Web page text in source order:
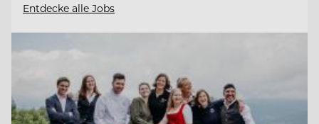
Entdecke alle Jobs